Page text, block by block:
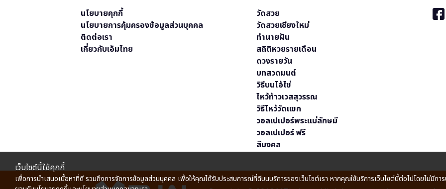
นโยบายคุกกี้
นโยบายการคุ้มครองข้อมูลส่วนบุคคล
ติดต่อเรา
เกี่ยวกับเอ็มไทย
วัดสวย
วัดสวยเชียงใหม่
ทำนายฝัน
สถิติหวยรายเดือน
ดวงรายวัน
บทสวดมนต์
วิธีบนไอ้ไข่
ไหว้ท้าวเวสสุวรรณ
วิธีไหว้วัดแขก
วอลเปเปอร์พระแม่ลักษมี
วอลเปเปอร์ ฟรี
สีมงคล
เว็บไซต์นี้ใช้คุกกี้
เพื่อการนำเสนอเนื้อหาที่ดี รวมถึงการจัดการข้อมูลส่วนบุคคล เพื่อให้คุณได้รับประสบการณ์ที่ดีบนบริการของเว็บไซต์เรา หากคุณใช้บริการเว็บไซต์นี้ต่อไปโดยไม่มีก